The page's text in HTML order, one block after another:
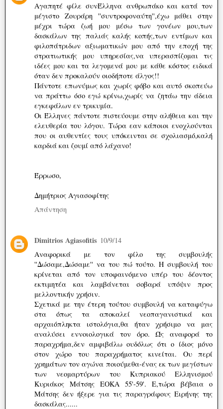
Αγαπητέ φίλε συνΈλληνα ανθρωπάκο και κατά τον
μέγιστο Ζουράρη ''συντροφοναύτη'',έχω μάθει στην
μέχρι τώρα ζωή μου μέσω των γονέων μου,των
δασκάλων της παλιάς καλής κοπής,των εντίμων και
φιλοπάτριδων αξιωματικών μου από την εποχή της
στρατιωτικής μου υπηρεσίας,να υπερασπίζομαι τις
ιδέες μου και τα λεγομενά μου με κάθε κόστος ειδικά
όταν δεν προκαλούν οιοδήποτε άλγος!!
Πάντοτε επωνύμως και χωρίς φόβο και αυτό σκοπεύω
να πράττω όσο εγώ κρίνω,χωρίς να ζητάω την άδεια
εγκεφάλων εν τρικυμία.
Οι Έλληνες πάντοτε πιστεύουμε στην αλήθεια και την
ελευθερία του λόγου. Τώρα εαν κάποιοι ενοχλούνται
που οι αυθεντίες τους υπόκεινται σε σχολιασμό,καλή
καρδιά και ζουμί από λάχανο!
Έρρωσο,
Δημήτριος Αγιασοφίτης
Απάντηση
Dimitrios Agiasofitis 10/9/14
Αναφορικά με τον φίλο της συμβουλής
''Δώσαμε,Δώσαμε'' να του πώ τούτο. Η συμβουλή του
κρίνεται από τον υποφαινόμενο υπέρ του δέοντος
εκτιμητέα και λαμβάνεται σοβαρά υπόψιν προς
μελλοντικήν χρήσιν.
Σχετικά με την έτερη τούτου συμβουλή να καταφύγω
στα όπως τα αποκαλεί νεοπαγανιστικά και
αρχαιόπληκτα ιστολόγια,θα ήταν χρήσιμο να μας
αναλύσει εννοιολογικά τον όρο. Ώς αναφορά το
παραχρήμα,δεν αμφιβάλω ουδόλως ότι ο ίδιος μόνο
στον χώρο του παραχρήματος κινείται. Ου περί
χρημάτων τον αγώνα ποιούμεθα-ένας εκ των μεγίστων
των νεομαρτύρων του Κυπριακού Ελληνισμού
Κυριάκος Μάτσης ΕΟΚΑ 55'-59'. Ε,τώρα βέβαια ο
Μάτσης δεν ήξερε για τις παραγράφους Ειρήνης της
δασκάλας......